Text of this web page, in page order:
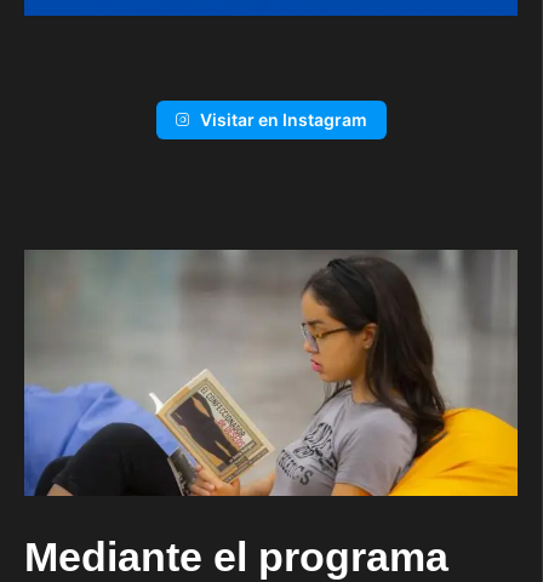
Visitar en Instagram
Mediante el programa